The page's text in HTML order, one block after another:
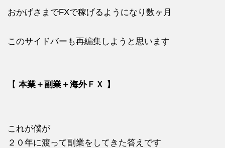
おかげさまでFXで稼げるようになり数ヶ月
このサイドバーも再編集しようと思います
【 本業＋副業＋海外ＦＸ 】
これが僕が
２０年に渡って副業をしてきた答えです